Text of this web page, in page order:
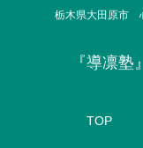
栃木県大田原市
『導凛
TOP